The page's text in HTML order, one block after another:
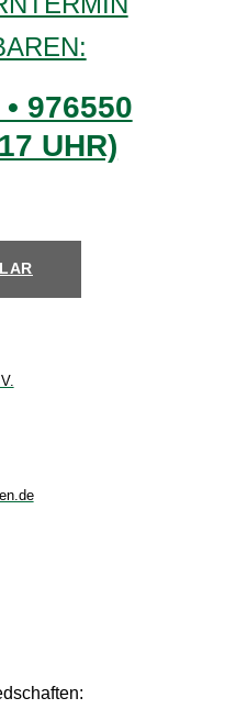
976550
UHR)